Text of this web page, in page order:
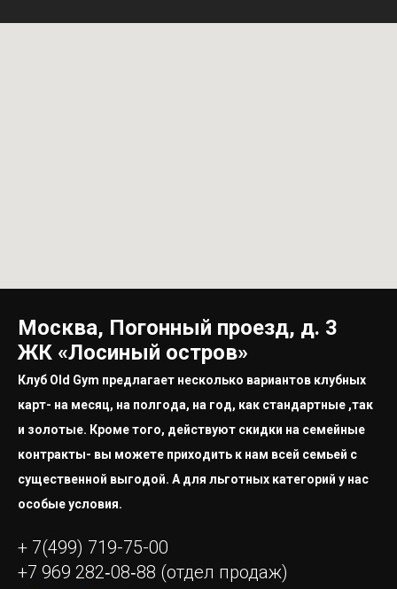
Москва, Погонный проезд, д. 3
ЖК «Лосиный остров»
Клуб Old Gym предлагает несколько вариантов клубных
карт- на месяц, на полгода, на год, как стандартные ,так
и золотые. Кроме того, действуют скидки на семейные
контракты- вы можете приходить к нам всей семьей с
существенной выгодой. А для льготных категорий у нас
особые условия.
+ 7(499) 719-75-00
+7 969 282‑08‑88 (отдел продаж)